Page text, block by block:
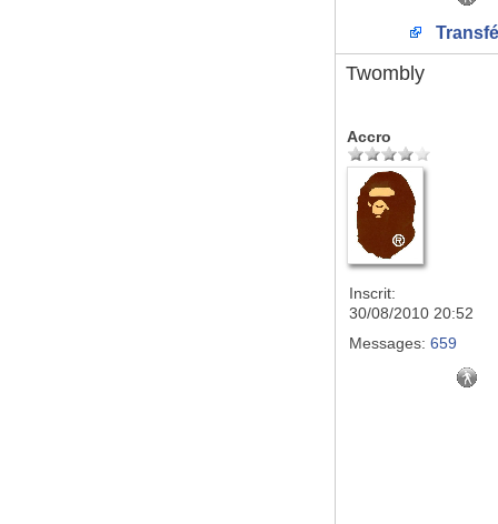
Twombly
Accro
Inscrit:
30/08/2010 20:52
Messages: 659